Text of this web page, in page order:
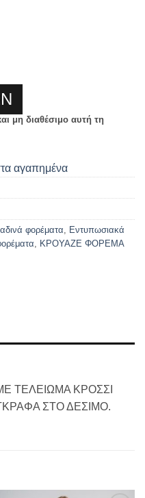
μη διαθέσιμο αυτή τη
αγαπημένα
φορέματα, Εντυπωσιακά
, ΚΡΟΥΑΖΕ ΦΟΡΕΜΑ
ΤΕΛΕΙΩΜΑ ΚΡΟΣΣΙ
ΣΤΟ ΔΕΣΙΜΟ.